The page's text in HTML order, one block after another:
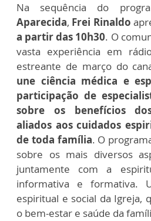
Na sequência do
Aparecida, Frei Rinaldo
a partir das 10h30. O
vasta experiência em
estreante de março do
une ciência médica e
participação de
sobre os benefícios
aliados aos cuidados
de toda família. O
sobre os mais diversos
juntamente com a
informativa e formativa.
espiritual e social da Igreja,
o bem-estar e saúde da